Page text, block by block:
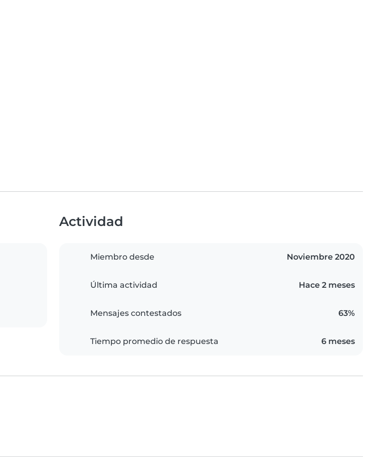
Actividad
Miembro desde Noviembre 2020
Última actividad Hace 2 meses
Mensajes contestados 63%
Tiempo promedio de respuesta 6 meses